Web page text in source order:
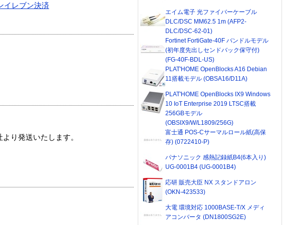
イレブン決済
り発送いたします。
エイム電子 光ファイバーケーブル
DLC/DSC MM62.5 1m (AFP2-
DLC/DSC-62-01)
Fortinet FortiGate-40F バンドルモデル
(初年度先出しセンドバック保守付)
(FG-40F-BDL-US)
PLAT'HOME OpenBlocks A16 Debian
11搭載モデル (OBSA16/D11A)
PLAT'HOME OpenBlocks IX9 Windows
10 IoT Enterprise 2019 LTSC搭載
256GBモデル
(OBSIX9/W/L1809/256G)
富士通 POS-Cサーマルロール紙(高保
存) (0722410-P)
パナソニック 感熱記録紙B4(6本入り)
UG-0001B4 (UG-0001B4)
応研 販売大臣 NX スタンドアロン
(OKN-423533)
大電 環境対応 1000BASE-T/X メディ
アコンバータ (DN1800SG2E)